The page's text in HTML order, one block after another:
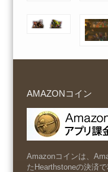
AMAZONコイン
Amazonコインは、
たHearthstoneの決済で